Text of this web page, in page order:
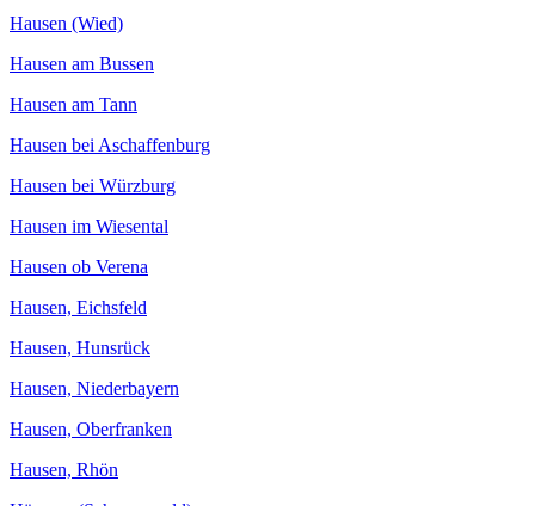
Hausen (Wied)
Hausen am Bussen
Hausen am Tann
Hausen bei Aschaffenburg
Hausen bei Würzburg
Hausen im Wiesental
Hausen ob Verena
Hausen, Eichsfeld
Hausen, Hunsrück
Hausen, Niederbayern
Hausen, Oberfranken
Hausen, Rhön